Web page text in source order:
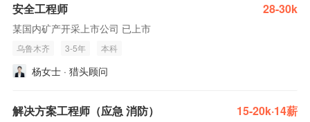
安全工程师 28-30k
某国内矿产开采上市公司 已上市
乌鲁木齐 3-5年 本科
杨女士 · 猎头顾问
解决方案工程师（应急 消防） 15-20k·14薪